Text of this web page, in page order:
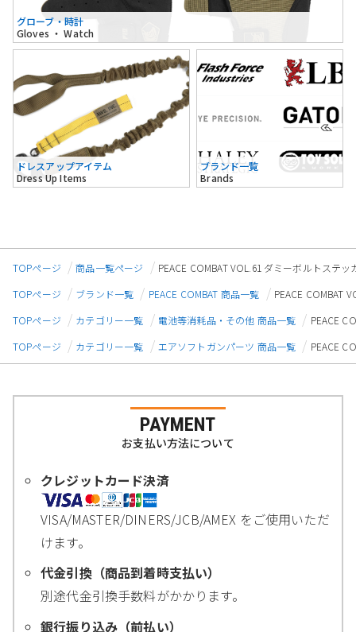
グローブ・時計
Gloves ・ Watch
ドレスアップアイテム
Dress Up Items
ブランド一覧
Brands
TOPページ 商品一覧ページ
PEACE COMBAT VOL.61 ダミーボルトステッ
TOPページ
ブランド一覧 PEACE COMBAT 商品一覧
PEACE COMBAT
TOPページ
カテゴリー一覧 電池等消耗品・その他 商品一覧
PEACE
TOPページ
カテゴリー一覧 エアソフトガンパーツ 商品一覧 PEACE
PAYMENT
お支払い方法について
クレジットカード決済
VISA/MASTER/DINERS/JCB/AMEX をご使用いただ
けます。
代金引換（商品到着時支払い）
別途代金引換手数料がかかります。
銀行振り込み（前払い）